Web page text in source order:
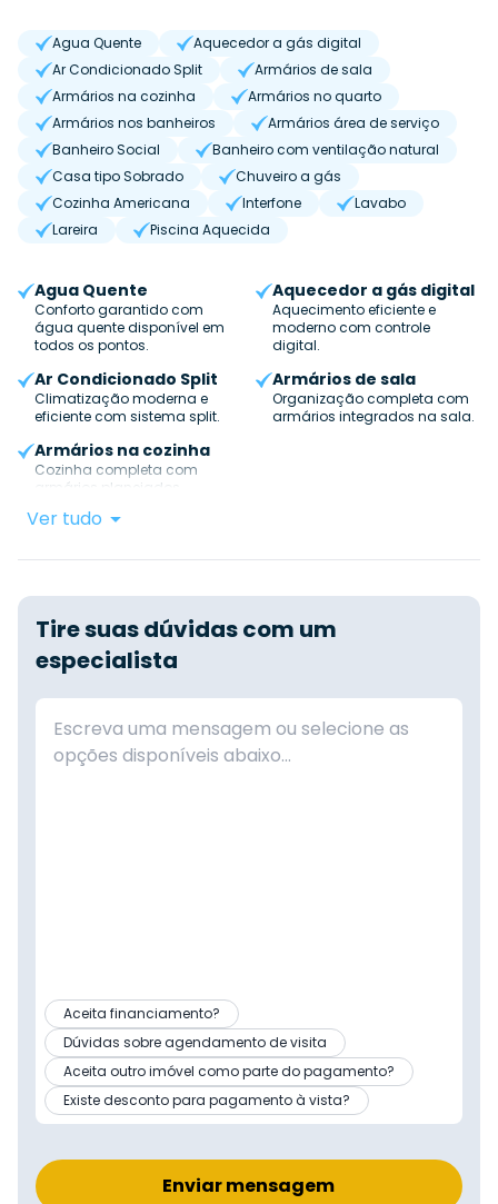
Agua Quente
Aquecedor a gás digital
Ar Condicionado Split
Armários de sala
Armários na cozinha
Armários no quarto
Armários nos banheiros
Armários área de serviço
Banheiro Social
Banheiro com ventilação natural
Casa tipo Sobrado
Chuveiro a gás
Cozinha Americana
Interfone
Lavabo
Lareira
Piscina Aquecida
Agua Quente
Conforto garantido com
água quente disponível em
todos os pontos.
Aquecedor a gás digital
Aquecimento eficiente e
moderno com controle
digital.
Ar Condicionado Split
Climatização moderna e
eficiente com sistema split.
Armários de sala
Organização completa com
armários integrados na sala.
Armários na cozinha
Cozinha completa com
armários planejados.
Ver tudo
Tire suas dúvidas com um
especialista
Aceita financiamento?
Dúvidas sobre agendamento de visita
Aceita outro imóvel como parte do pagamento?
Existe desconto para pagamento à vista?
Enviar mensagem